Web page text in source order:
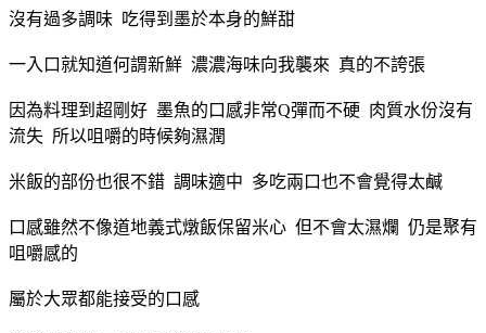
沒有過多調味 吃得到墨於本身的鮮甜
一入口就知道何謂新鮮 濃濃海味向我襲來 真的不誇張
因為料理到超剛好 墨魚的口感非常Q彈而不硬 肉質水份沒有
流失 所以咀嚼的時候夠濕潤
米飯的部份也很不錯 調味適中 多吃兩口也不會覺得太鹹
口感雖然不像道地義式燉飯保留米心 但不會太濕爛 仍是聚有
咀嚼感的
屬於大眾都能接受的口感